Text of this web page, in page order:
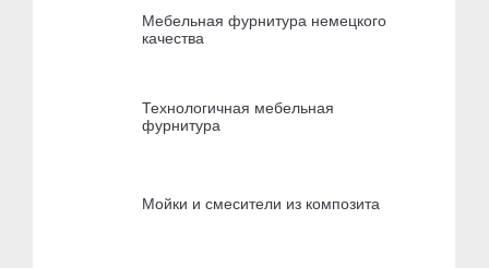
Мебельная фурнитура немецкого
качества
Технологичная мебельная
фурнитура
Мойки и смесители из композита